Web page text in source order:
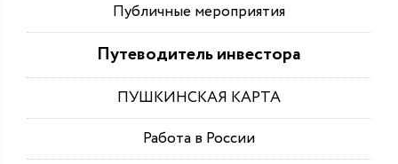
Публичные мероприятия
Путеводитель инвестора
ПУШКИНСКАЯ КАРТА
Работа в России